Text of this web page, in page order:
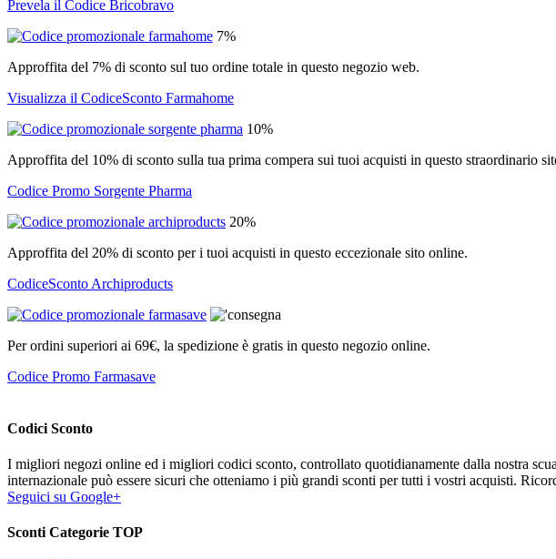
Prevela il Codice Bricobravo
7%
Approffita del 7% di sconto sul tuo ordine totale in questo negozio web.
Visualizza il CodiceSconto Farmahome
10%
Approffita del 10% di sconto sulla tua prima compera sui tuoi acquisti in questo straordinario
Codice Promo Sorgente Pharma
20%
Approffita del 20% di sconto per i tuoi acquisti in questo eccezionale sito online.
CodiceSconto Archiproducts
Per ordini superiori ai 69€, la spedizione è gratis in questo negozio online.
Codice Promo Farmasave
Codici Sconto
I migliori negozi online ed i migliori codici sconto, controllato quotidianamente dalla nostra
internazionale può essere sicuri che otteniamo i più grandi sconti per tutti i vostri acquisti.
Seguici su Google+
Sconti Categorie TOP